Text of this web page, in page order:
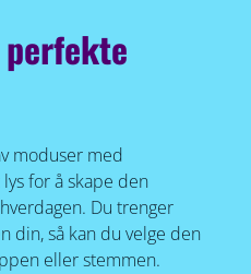
moduser med
for å skape den
Du trenger
din, så kan du velge den
eller stemmen.